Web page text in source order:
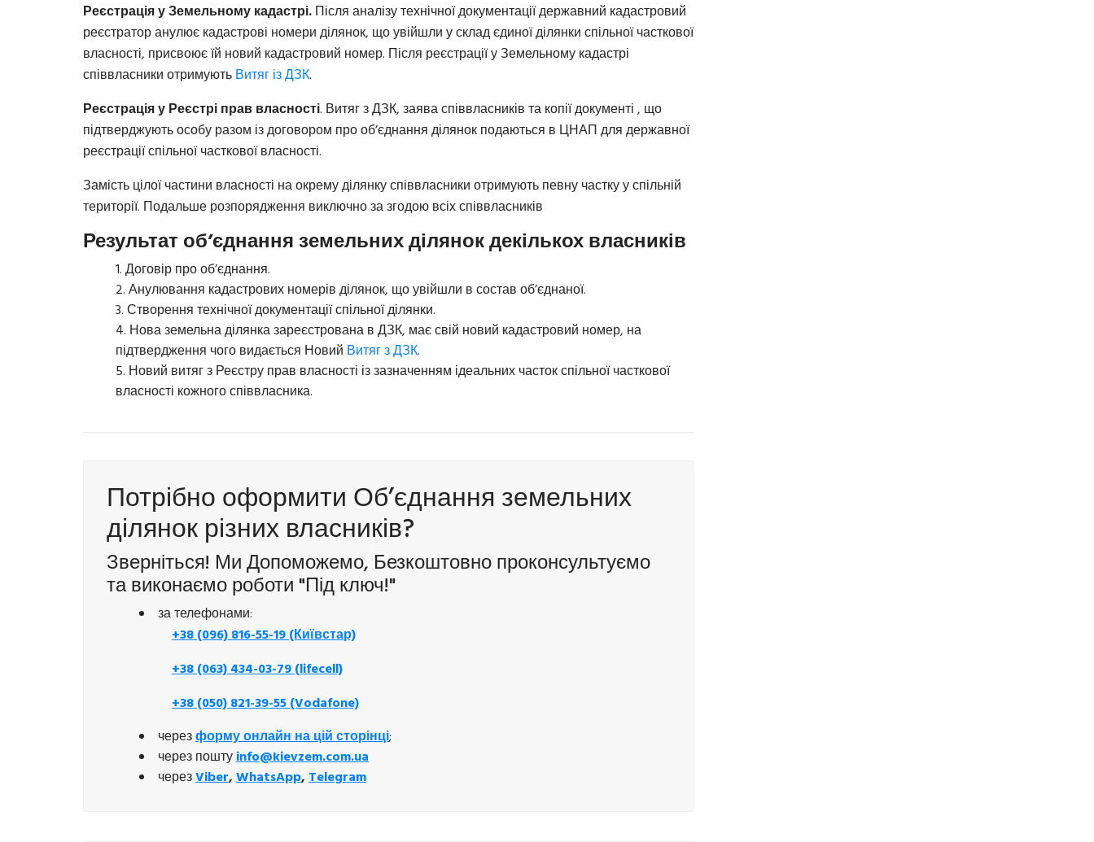
Реєстрація у Земельному кадастрі.Після аналізу технічної документації державний кадастровий
реєстратор анулює кадастрові номери ділянок, що увійшли у склад єдиної ділянки спільної часткової
власності, присвоює їй новий кадастровий номер. Після реєстрації у Земельному кадастрі
співвласники отримуютьВитяг із ДЗК.
Реєстрація у Реєстрі прав власності. Витяг з ДЗК, заява співвласників та копії документі , що
підтверджують особу разом із договором про об’єднання ділянок подаються в ЦНАП для державної
реєстрації спільної часткової власності.
Замість цілої частини власності на окрему ділянку співвласники отримують певну частку у спільній
території. Подальше розпорядження виключно за згодою всіх співвласників
Результат об’єднання земельних ділянок декількох власників
Договір про об’єднання.
Анулювання кадастрових номерів ділянок, що увійшли в состав об’єднаної.
Створення технічної документації спільної ділянки.
Нова земельна ділянка зареєстрована в ДЗК, має свій новий кадастровий номер, на
підтвердження чого видається Новий Витяг з ДЗК.
Новий витяг з Реєстру прав власності із зазначенням ідеальних часток спільної часткової
власності кожного співвласника.
Потрібно оформити Об’єднання земельних
ділянок різних власників?
Зверніться! Ми Допоможемо, Безкоштовно проконсультуємо
та виконаємо роботи "Під ключ!"
за телефонами:
+38 (096) 816-55-19 (Київстар)
+38 (063) 434-03-79 (lifecell)
+38 (050) 821-39-55 (Vodafone)
черезформу онлайн на цій сторінці;
через поштуinfo@kievzem.com.ua
черезViber,WhatsApp,Telegram